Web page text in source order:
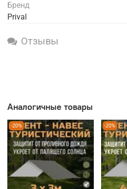
Бренд
Prival
Отзывы
Аналогичные товары
-20% -20%